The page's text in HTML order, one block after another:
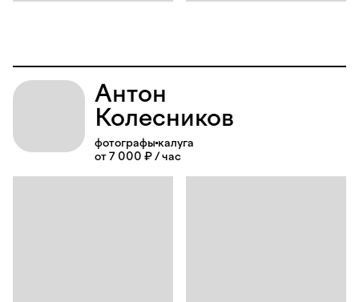
Антон
Колесников
фотографы калуга
от 7 000 ₽ / час